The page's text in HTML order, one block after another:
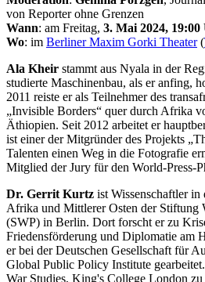
von Reporter ohne Grenzen
Wann: am Freitag, 3. Mai 2024,
Wo: im Berliner Maxim Gorki Theater(
Ala Kheir stammt aus Nyala in der
studierte Maschinenbau, als er anfing,
2011 reiste er als Teilnehmer des
„Invisible Borders“ quer durch Afrika
Äthiopien. Seit 2012 arbeitet er
ist einer der Mitgründer des Projekts
Talenten einen Weg in die Fotografie
Mitglied der Jury für den World-Press-
Dr. Gerrit Kurtz ist Wissenschaftler in
Afrika und Mittlerer Osten der Stiftung
(SWP) in Berlin. Dort forscht er zu
Friedensförderung und Diplomatie am
er bei der Deutschen Gesellschaft für
Global Public Policy Institute
War Studies, King's College London